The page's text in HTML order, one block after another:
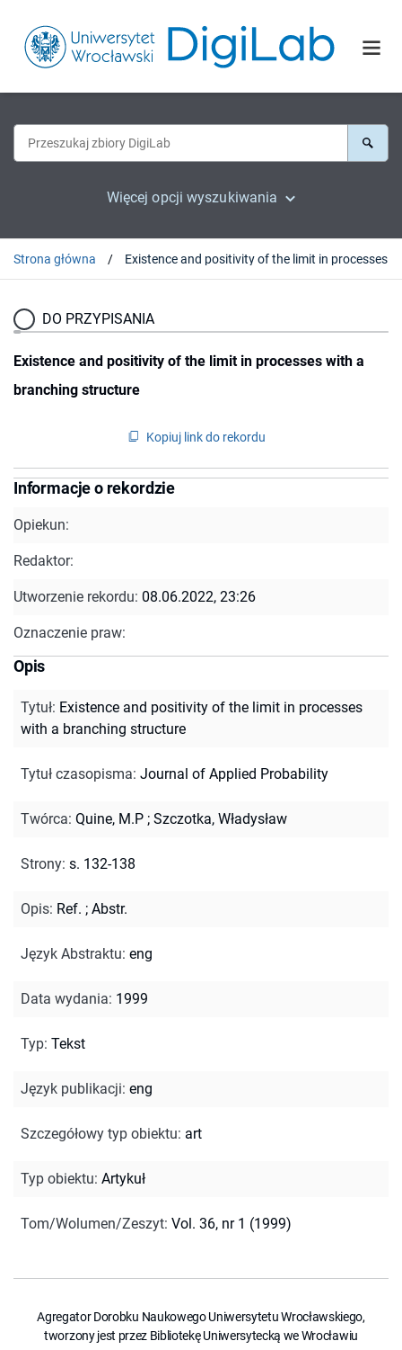
Więcej opcji wyszukiwania
Strona główna
DO PRZYPISANIA
Existence and positivity of the limit in processes with a
branching structure
Kopiuj link do rekordu
Informacje o rekordzie
Opiekun:
Redaktor:
Utworzenie rekordu: 08.06.2022, 23:26
Oznaczenie praw:
Opis
Tytuł: Existence and positivity of the limit in processes
with a branching structure
Tytuł czasopisma: Journal of Applied Probability
Twórca: Quine, M.P ; Szczotka, Władysław
Strony: s. 132-138
Opis: Ref. ; Abstr.
Język Abstraktu: eng
Data wydania: 1999
Typ: Tekst
Język publikacji: eng
Szczegółowy typ obiektu: art
Typ obiektu: Artykuł
Tom/Wolumen/Zeszyt: Vol. 36, nr 1 (1999)
Agregator Dorobku Naukowego Uniwersytetu Wrocławskiego,
tworzony jest przez Bibliotekę Uniwersytecką we Wrocławiu